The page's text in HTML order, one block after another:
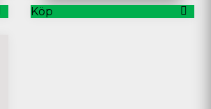
Köp